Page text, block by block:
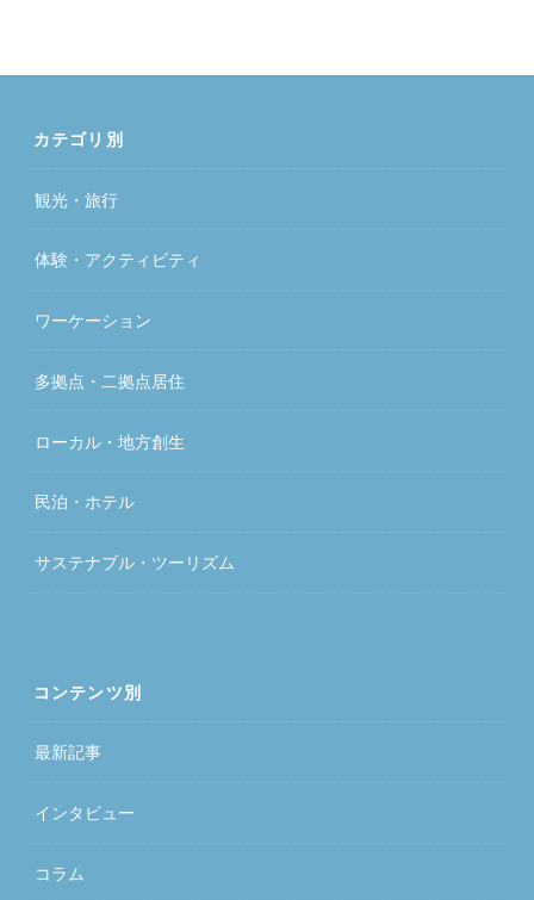
カテゴリ別
観光・旅行
体験・アクティビティ
ワーケーション
多拠点・二拠点居住
ローカル・地方創生
民泊・ホテル
サステナブル・ツーリズム
コンテンツ別
最新記事
インタビュー
コラム